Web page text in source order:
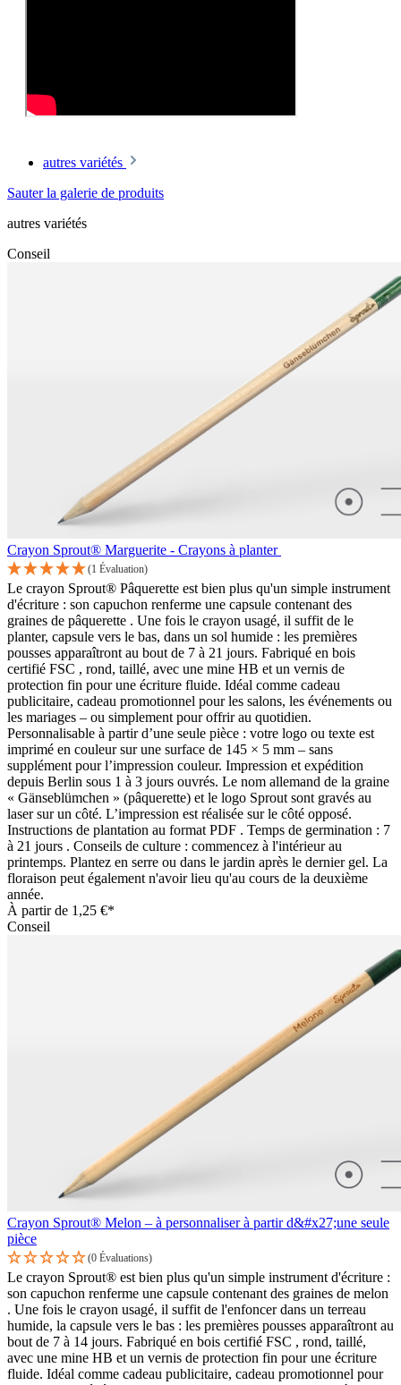
autres variétés
Sauter la galerie de produits
autres variétés
Conseil
Crayon Sprout® Marguerite - Crayons à planter
(1 Évaluation)
Le crayon Sprout® Pâquerette est bien plus qu'un simple instrument
d'écriture : son capuchon renferme une capsule contenant des
graines de pâquerette . Une fois le crayon usagé, il suffit de le
planter, capsule vers le bas, dans un sol humide : les premières
pousses apparaîtront au bout de 7 à 21 jours. Fabriqué en bois
certifié FSC , rond, taillé, avec une mine HB et un vernis de
protection fin pour une écriture fluide. Idéal comme cadeau
publicitaire, cadeau promotionnel pour les salons, les événements ou
les mariages – ou simplement pour offrir au quotidien.
Personnalisable à partir d’une seule pièce : votre logo ou texte est
imprimé en couleur sur une surface de 145 × 5 mm – sans
supplément pour l’impression couleur. Impression et expédition
depuis Berlin sous 1 à 3 jours ouvrés. Le nom allemand de la graine
« Gänseblümchen » (pâquerette) et le logo Sprout sont gravés au
laser sur un côté. L’impression est réalisée sur le côté opposé.
Instructions de plantation au format PDF . Temps de germination : 7
à 21 jours . Conseils de culture : commencez à l'intérieur au
printemps. Plantez en serre ou dans le jardin après le dernier gel. La
floraison peut également n'avoir lieu qu'au cours de la deuxième
année.
À partir de 1,25 €*
Conseil
Crayon Sprout® Melon – à personnaliser à partir d&#x27;une seule
pièce
(0 Évaluations)
Le crayon Sprout® est bien plus qu'un simple instrument d'écriture :
son capuchon renferme une capsule contenant des graines de melon
. Une fois le crayon usagé, il suffit de l'enfoncer dans un terreau
humide, la capsule vers le bas : les premières pousses apparaîtront au
bout de 7 à 14 jours. Fabriqué en bois certifié FSC , rond, taillé,
avec une mine HB et un vernis de protection fin pour une écriture
fluide. Idéal comme cadeau publicitaire, cadeau promotionnel pour